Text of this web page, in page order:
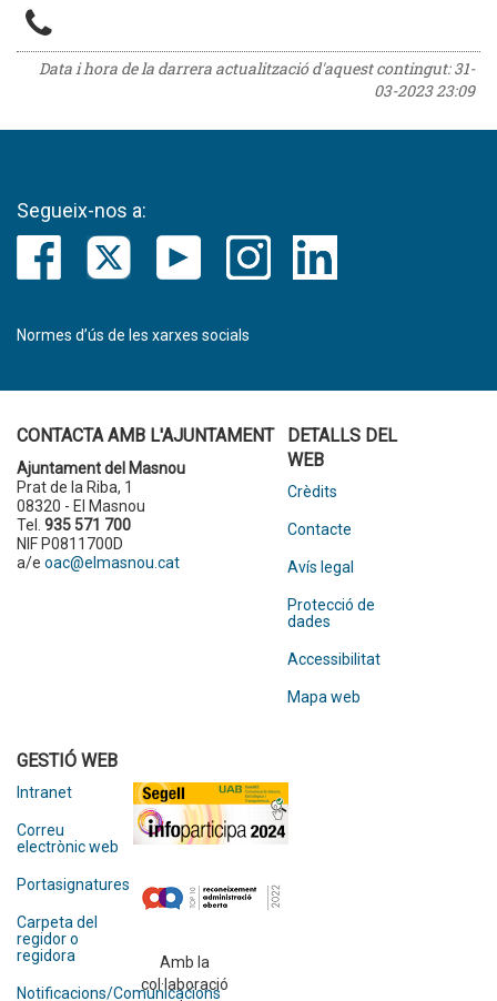
Data i hora de la darrera actualització d'aquest contingut:31-
03-2023 23:09
Segueix-nos a:
Normes d’ús de les xarxes socials
CONTACTA AMB L'AJUNTAMENT
Ajuntament del Masnou
Prat de la Riba, 1
08320 - El Masnou
Tel. 935 571 700
NIF P0811700D
a/e oac@elmasnou.cat
DETALLS DEL
WEB
Crèdits
Contacte
Avís legal
Protecció de
dades
Accessibilitat
Mapa web
GESTIÓ WEB
Intranet
Correu
electrònic web
Portasignatures
Carpeta del
regidor o
regidora
Notificacions/Comunicacions
Amb la
col·laboració